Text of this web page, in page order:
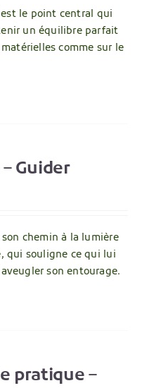
le point central qui
un équilibre parfait
comme sur le
Guider
chemin à la lumière
qui souligne ce qui lui
son entourage.
pratique –